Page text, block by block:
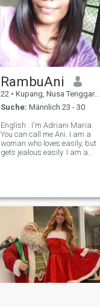
RambuAni
22 • Kupang, Nusa Tenggara Timur, Indonesien
Suche: Männlich 23 - 30
English : I'm Adriani Maria.
You can call me Ani. I am a
woman who loves easily, but
gets jealous easily. I am a
partner. Indonesia :